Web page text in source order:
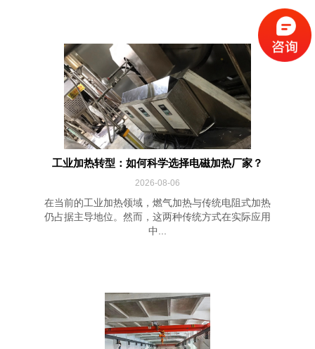
工业加热转型：如何科学选择电磁加热厂家？
2026-08-06
在当前的工业加热领域，燃气加热与传统电阻式加热
仍占据主导地位。然而，这两种传统方式在实际应用
中...